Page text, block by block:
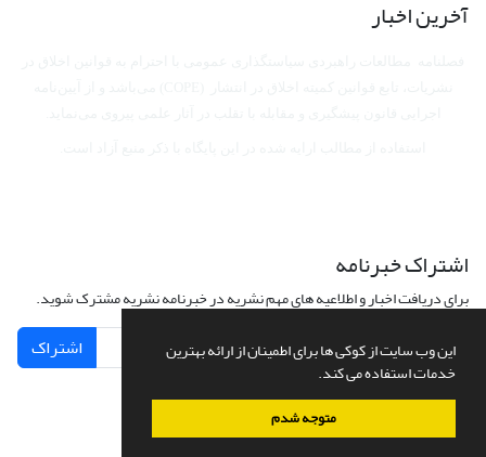
این وب سایت از کوکی ها برای اطمینان از ارائه بهترین
خدمات استفاده می کند.
متوجه شدم
آخرین اخبار
اشتراک خبرنامه
برای دریافت اخبار و اطلاعیه های مهم نشریه در خبرنامه نشریه مشترک شوید.
اشتراک
سامانه مدیریت نشریات علمی.طراحی و پیاده سازی ازسیناوب